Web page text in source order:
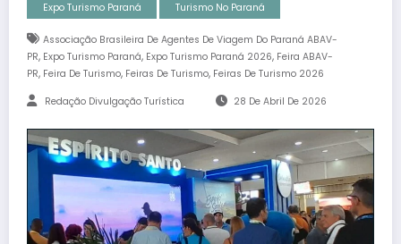
Expo Turismo Paraná Turismo No Paraná
Associação Brasileira De Agentes De Viagem Do Paraná ABAV-
PR, Expo Turismo Paraná, Expo Turismo Paraná 2026, Feira ABAV-
PR, Feira De Turismo, Feiras De Turismo, Feiras De Turismo 2026
Redação Divulgação Turística 28 De Abril De 2026